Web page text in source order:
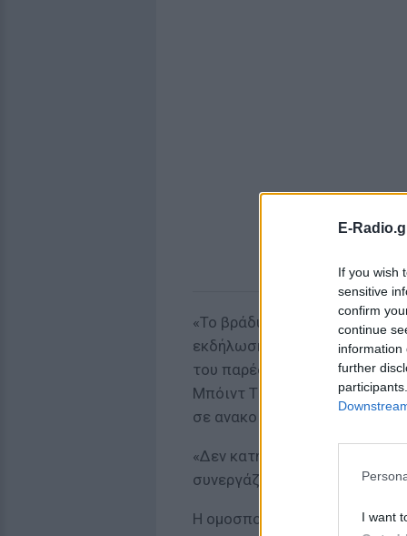
E-
If you wish
sensitive
confirm
continue
information
further
I want
«Το βράδυ της Δευτέρας, το
εκδήλωση. Ο δήμαρχος
του παρέδωσε τις
Μπόιντ Τζόνσον, δικηγόρος
σε ανακοίνωσή του που έλαβε
«Δεν κατηγορείται για καμιά
συνεργάζεται στην έρευνα»,
Η ομοσπονδιακή έρευνα για